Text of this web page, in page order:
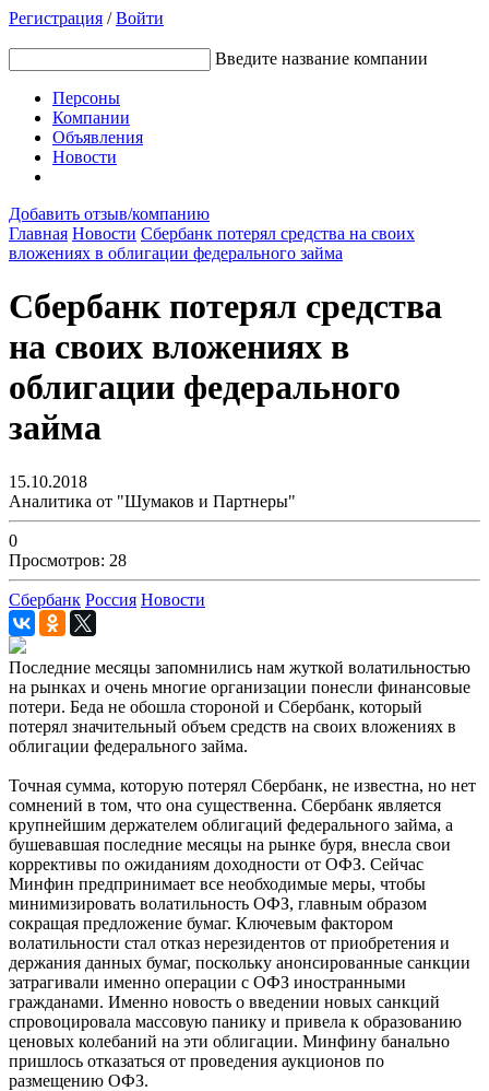
Регистрация /Войти
Введите название компании
Персоны
Компании
Объявления
Новости
Добавить отзыв/компанию
Главная Новости Сбербанк потерял средства на своих
вложениях в облигации федерального займа
Сбербанк потерял средства
на своих вложениях в
облигации федерального
займа
15.10.2018
Аналитика от "Шумаков и Партнеры"
0
Просмотров: 28
Сбербанк Россия Новости
Последние месяцы запомнились нам жуткой волатильностью
на рынках и очень многие организации понесли финансовые
потери. Беда не обошла стороной и Сбербанк, который
потерял значительный объем средств на своих вложениях в
облигации федерального займа.
Точная сумма, которую потерял Сбербанк, не известна, но нет
сомнений в том, что она существенна. Сбербанк является
крупнейшим держателем облигаций федерального займа, а
бушевавшая последние месяцы на рынке буря, внесла свои
коррективы по ожиданиям доходности от ОФЗ. Сейчас
Минфин предпринимает все необходимые меры, чтобы
минимизировать волатильность ОФЗ, главным образом
сокращая предложение бумаг. Ключевым фактором
волатильности стал отказ нерезидентов от приобретения и
держания данных бумаг, поскольку анонсированные санкции
затрагивали именно операции с ОФЗ иностранными
гражданами. Именно новость о введении новых санкций
спровоцировала массовую панику и привела к образованию
ценовых колебаний на эти облигации. Минфину банально
пришлось отказаться от проведения аукционов по
размещению ОФЗ.